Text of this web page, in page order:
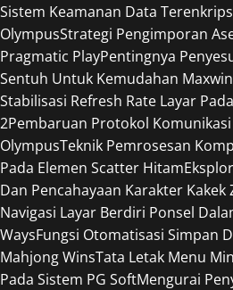
Sistem Keamanan Data
OlympusStrategi Pengimporan
Pragmatic PlayPentingnya
Sentuh Untuk Kemudahan Maxwin
Stabilisasi Refresh Rate Layar
2Pembaruan Protokol
OlympusTeknik Pemrosesan
Pada Elemen Scatter Hitam
Dan Pencahayaan Karakter Kakek
Navigasi Layar Berdiri Ponsel
WaysFungsi Otomatisasi Simpan
Mahjong WinsTata Letak Menu
Pada Sistem PG SoftMengurai